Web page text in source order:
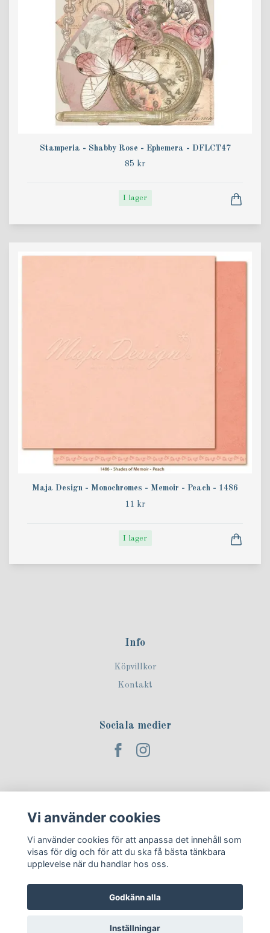
Stamperia - Shabby Rose - Ephemera - DFLCT47
85 kr
I lager
Maja Design - Monochromes - Memoir - Peach - 1486
11 kr
I lager
Info
Köpvillkor
Kontakt
Sociala medier
Vi använder cookies
Vi använder cookies för att anpassa det innehåll som
visas för dig och för att du ska få bästa tänkbara
upplevelse när du handlar hos oss.
Godkänn alla
Inställningar